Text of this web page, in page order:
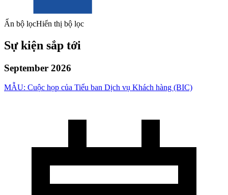
Ẩn bộ lọcHiển thị bộ lọc
Sự kiện sắp tới
September 2026
MẪU: Cuộc họp của Tiểu ban Dịch vụ Khách hàng (BIC)